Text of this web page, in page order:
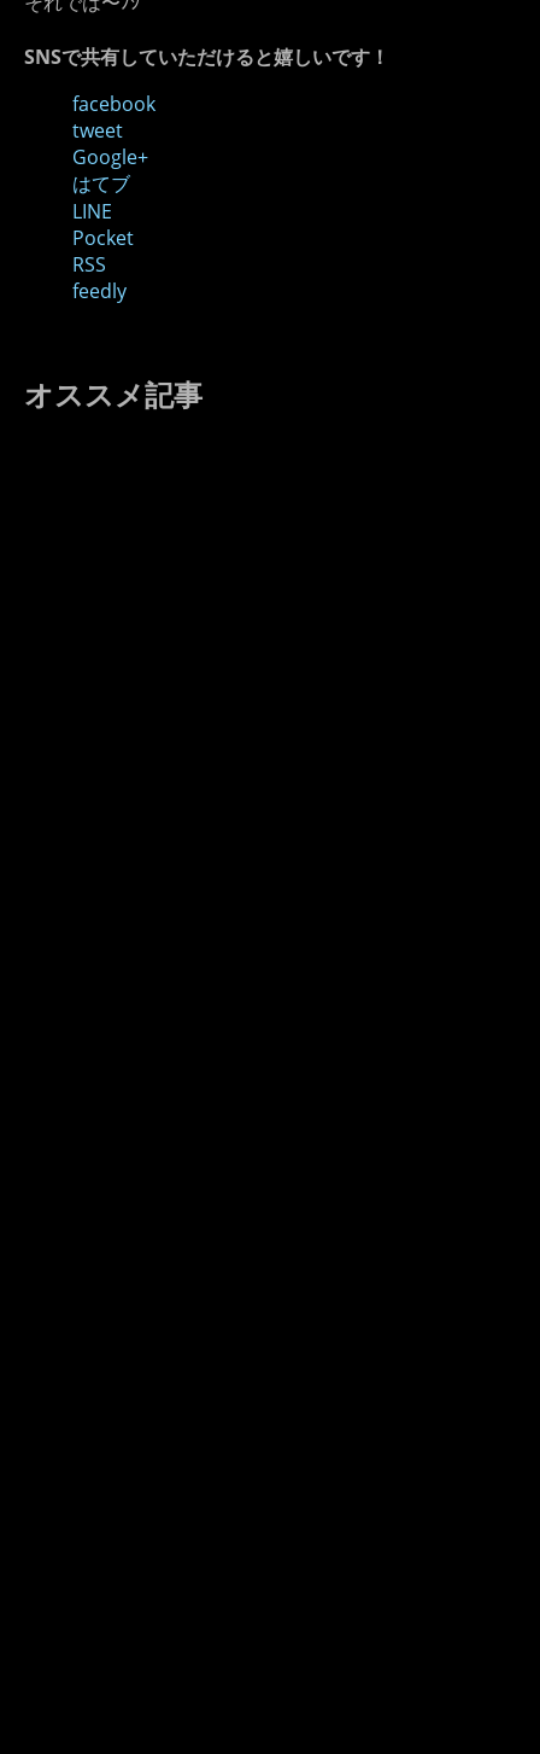
SNSで共有していただけると嬉しいです！
facebook
tweet
Google+
はてブ
LINE
Pocket
RSS
feedly
オススメ記事